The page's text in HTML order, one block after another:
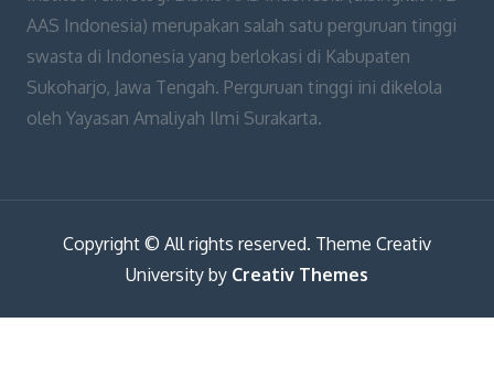
AAS Indonesia) merupakan salah satu perguruan tinggi
swasta di Indonesia yang berlokasi di Kabupaten
Sukoharjo, Jawa Tengah. Perguruan tinggi ini dikelola
oleh Yayasan Amaliyah Ilmi Surakarta.
Copyright © All rights reserved. Theme Creativ
University by Creativ Themes